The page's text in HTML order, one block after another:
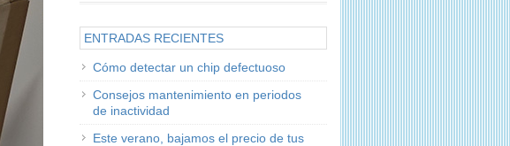
ENTRADAS RECIENTES
Cómo detectar un chip defectuoso
Consejos mantenimiento en periodos
de inactividad
Este verano, bajamos el precio de tus